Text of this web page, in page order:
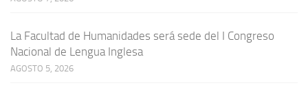
La Facultad de Humanidades será sede del I Congreso
Nacional de Lengua Inglesa
AGOSTO 5, 2026